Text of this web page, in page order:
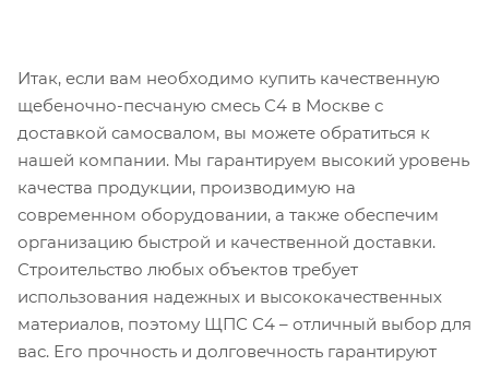
Итак, если вам необходимо купить качественную
щебеночно-песчаную смесь С4 в Москве с
доставкой самосвалом, вы можете обратиться к
нашей компании. Мы гарантируем высокий уровень
качества продукции, производимую на
современном оборудовании, а также обеспечим
организацию быстрой и качественной доставки.
Строительство любых объектов требует
использования надежных и высококачественных
материалов, поэтому ЩПС С4 – отличный выбор для
вас. Его прочность и долговечность гарантируют